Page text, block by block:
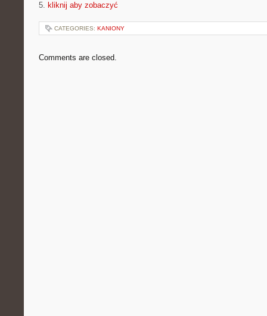
5. kliknij aby zobaczyć
CATEGORIES: KANIONY
Comments are closed.